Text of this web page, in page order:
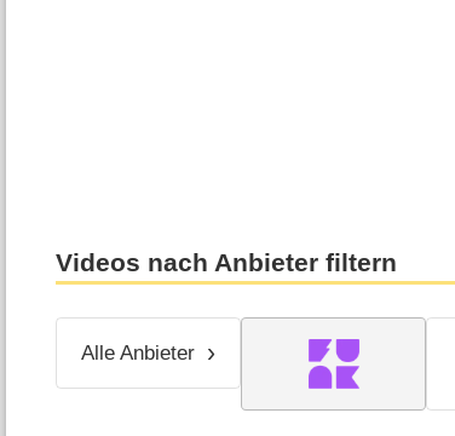
Videos nach Anbieter filtern
Alle Anbieter